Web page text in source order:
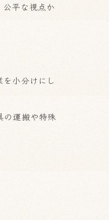
平な視点か
小分けにし
の運搬や特殊